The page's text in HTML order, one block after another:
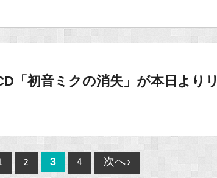
「初音ミクの消失」が本日よりリ
2 3 4 次へ ›